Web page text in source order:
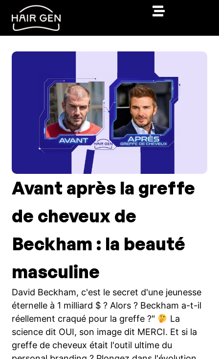
Avant après la greffe
de cheveux de
Beckham : la beauté
masculine
David Beckham, c'est le secret d'une jeunesse
éternelle à 1 milliard $ ? Alors ? Beckham a-t-il
réellement craqué pour la greffe ?"
La
science dit OUI, son image dit MERCI. Et si la
greffe de cheveux était l'outil ultime du